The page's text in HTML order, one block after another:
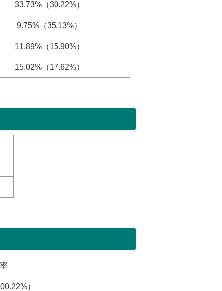
33.73%（30.22%）
9.75%（35.13%）
11.89%（15.90%）
15.02%（17.62%）
）